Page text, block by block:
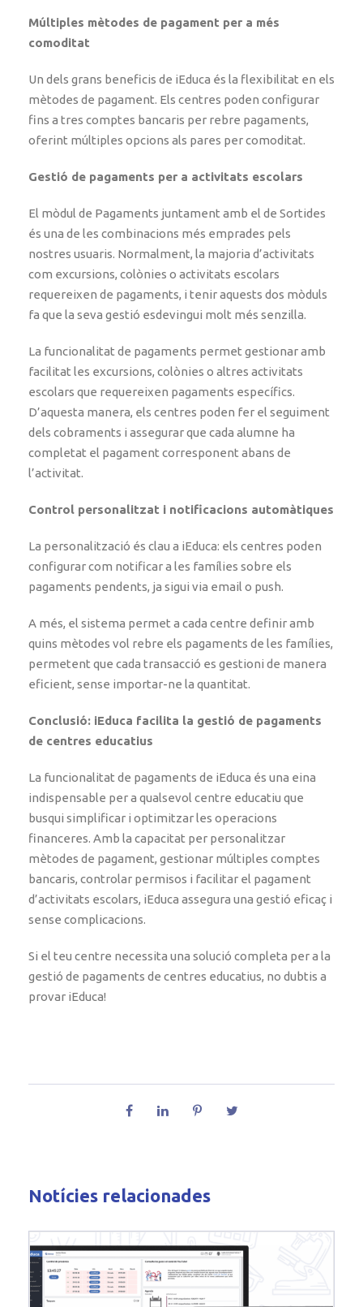
Múltiples mètodes de pagament per a més
comoditat
Un dels grans beneficis de iEduca és la flexibilitat en els
mètodes de pagament. Els centres poden configurar
fins a tres comptes bancaris per rebre pagaments,
oferint múltiples opcions als pares per comoditat.
Gestió de pagaments per a activitats escolars
El mòdul de Pagaments juntament amb el de Sortides
és una de les combinacions més emprades pels
nostres usuaris. Normalment, la majoria d’activitats
com excursions, colònies o activitats escolars
requereixen de pagaments, i tenir aquests dos mòduls
fa que la seva gestió esdevingui molt més senzilla.
La funcionalitat de pagaments permet gestionar amb
facilitat les excursions, colònies o altres activitats
escolars que requereixen pagaments específics.
D’aquesta manera, els centres poden fer el seguiment
dels cobraments i assegurar que cada alumne ha
completat el pagament corresponent abans de
l’activitat.
Control personalitzat i notificacions automàtiques
La personalització és clau a iEduca: els centres poden
configurar com notificar a les famílies sobre els
pagaments pendents, ja sigui via email o push.
A més, el sistema permet a cada centre definir amb
quins mètodes vol rebre els pagaments de les famílies,
permetent que cada transacció es gestioni de manera
eficient, sense importar-ne la quantitat.
Conclusió: iEduca facilita la gestió de pagaments
de centres educatius
La funcionalitat de pagaments de iEduca és una eina
indispensable per a qualsevol centre educatiu que
busqui simplificar i optimitzar les operacions
financeres. Amb la capacitat per personalitzar
mètodes de pagament, gestionar múltiples comptes
bancaris, controlar permisos i facilitar el pagament
d’activitats escolars, iEduca assegura una gestió eficaç i
sense complicacions.
Si el teu centre necessita una solució completa per a la
gestió de pagaments de centres educatius, no dubtis a
provar iEduca!
Notícies relacionades